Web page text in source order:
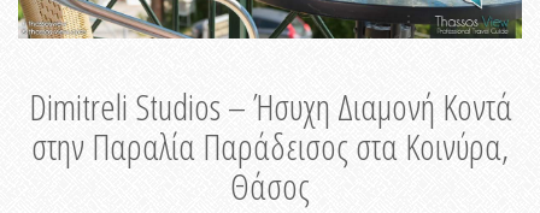
Dimitreli Studios – Ήσυχη Διαμονή Κοντά
στην Παραλία Παράδεισος στα Κοινύρα,
Θάσος